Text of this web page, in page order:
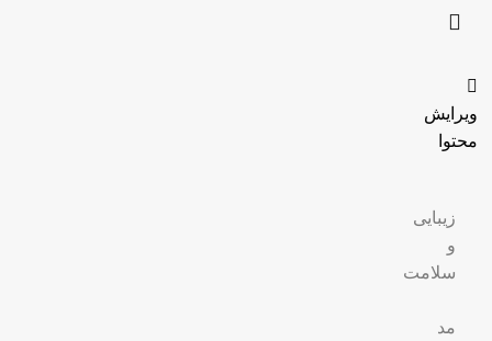
ویرایش
محتوا
زیبایی
و
سلامت
مد